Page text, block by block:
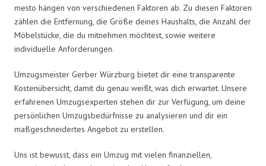
mesto hängen von verschiedenen Faktoren ab. Zu diesen Faktoren
zählen die Entfernung, die Größe deines Haushalts, die Anzahl der
Möbelstücke, die du mitnehmen möchtest, sowie weitere
individuelle Anforderungen.
Umzugsmeister Gerber Würzburg bietet dir eine transparente
Kostenübersicht, damit du genau weißt, was dich erwartet. Unsere
erfahrenen Umzugsexperten stehen dir zur Verfügung, um deine
persönlichen Umzugsbedürfnisse zu analysieren und dir ein
maßgeschneidertes Angebot zu erstellen.
Uns ist bewusst, dass ein Umzug mit vielen finanziellen,